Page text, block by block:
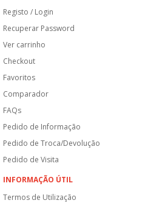
Registo / Login
Recuperar Password
Ver carrinho
Checkout
Favoritos
Comparador
FAQs
Pedido de Informação
Pedido de Troca/Devolução
Pedido de Visita
INFORMAÇÃO ÚTIL
Termos de Utilização